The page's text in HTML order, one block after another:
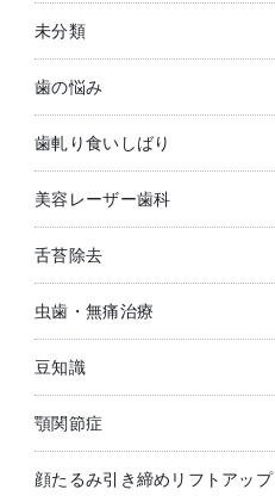
未分類
歯の悩み
歯軋り食いしばり
美容レーザー歯科
舌苔除去
虫歯・無痛治療
豆知識
顎関節症
顔たるみ引き締めリフトアップ